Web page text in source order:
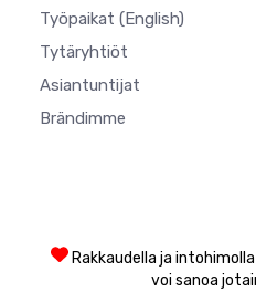
Työpaikat (English)
Tytäryhtiöt
Asiantuntijat
Brändimme
Rakkaudella ja
voi sanoa